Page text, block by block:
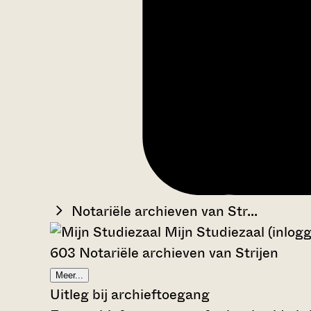
Notariële archieven van Str...
Mijn Studiezaal
603 Notariële archieven van Strijen
Meer...
Uitleg bij archieftoegang